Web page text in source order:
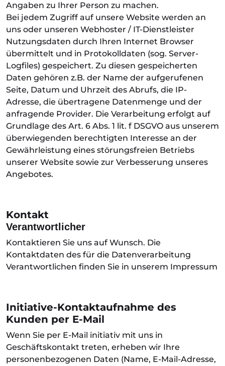
Angaben zu Ihrer Person zu machen.
Bei jedem Zugriff auf unsere Website werden an
uns oder unseren Webhoster / IT-Dienstleister
Nutzungsdaten durch Ihren Internet Browser
übermittelt und in Protokolldaten (sog. Server-
Logfiles) gespeichert. Zu diesen gespeicherten
Daten gehören z.B. der Name der aufgerufenen
Seite, Datum und Uhrzeit des Abrufs, die IP-
Adresse, die übertragene Datenmenge und der
anfragende Provider. Die Verarbeitung erfolgt auf
Grundlage des Art. 6 Abs. 1 lit. f DSGVO aus unserem
überwiegenden berechtigten Interesse an der
Gewährleistung eines störungsfreien Betriebs
unserer Website sowie zur Verbesserung unseres
Angebotes.
Kontakt
Verantwortlicher
Kontaktieren Sie uns auf Wunsch. Die
Kontaktdaten des für die Datenverarbeitung
Verantwortlichen finden Sie in unserem Impressum
Initiative-Kontaktaufnahme des
Kunden per E-Mail
Wenn Sie per E-Mail initiativ mit uns in
Geschäftskontakt treten, erheben wir Ihre
personenbezogenen Daten (Name, E-Mail-Adresse,